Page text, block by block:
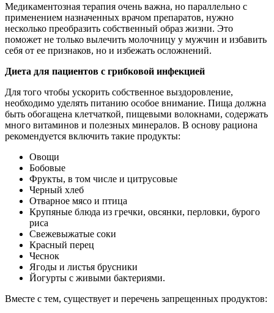
Медикаментозная терапия очень важна, но параллельно с
применением назначенных врачом препаратов, нужно
несколько преобразить собственный образ жизни. Это
поможет не только вылечить молочницу у мужчин и избавить
себя от ее признаков, но и избежать осложнений.
Диета для пациентов с грибковой инфекцией
Для того чтобы ускорить собственное выздоровление,
необходимо уделять питанию особое внимание. Пища должна
быть обогащена клетчаткой, пищевыми волокнами, содержать
много витаминов и полезных минералов. В основу рациона
рекомендуется включить такие продукты:
Овощи
Бобовые
Фрукты, в том числе и цитрусовые
Черный хлеб
Отварное мясо и птица
Крупяные блюда из гречки, овсянки, перловки, бурого
риса
Свежевыжатые соки
Красный перец
Чеснок
Ягоды и листья брусники
Йогурты с живыми бактериями.
Вместе с тем, существует и перечень запрещенных продуктов: